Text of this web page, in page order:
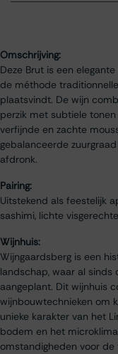
Omschrijving:
Deze Brut is een
de méthode
plaatsvindt. De wijn
perzik met subtiele
verfijnde en zachte
gebalanceerde
afdronk.
Pairing:
Uitstekend als feestelijk
sashimi, lichte
Wijnhuis:
Wijngaardsberg is een
landschap, waar al sinds
aangeplant. Dit wijnhuis
wijnbouwtechnieken om
unieke karakter van het
bodem en het
omstandigheden voor